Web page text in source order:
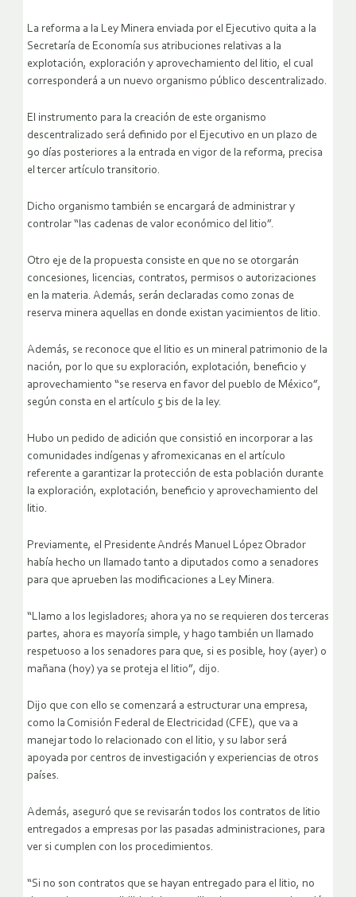
La reforma a la Ley Minera enviada por el Ejecutivo quita a la
Secretaría de Economía sus atribuciones relativas a la
explotación, exploración y aprovechamiento del litio, el cual
corresponderá a un nuevo organismo público descentralizado.
El instrumento para la creación de este organismo
descentralizado será definido por el Ejecutivo en un plazo de
90 días posteriores a la entrada en vigor de la reforma, precisa
el tercer artículo transitorio.
Dicho organismo también se encargará de administrar y
controlar “las cadenas de valor económico del litio”.
Otro eje de la propuesta consiste en que no se otorgarán
concesiones, licencias, contratos, permisos o autorizaciones
en la materia. Además, serán declaradas como zonas de
reserva minera aquellas en donde existan yacimientos de litio.
Además, se reconoce que el litio es un mineral patrimonio de la
nación, por lo que su exploración, explotación, beneficio y
aprovechamiento “se reserva en favor del pueblo de México”,
según consta en el artículo 5 bis de la ley.
Hubo un pedido de adición que consistió en incorporar a las
comunidades indígenas y afromexicanas en el artículo
referente a garantizar la protección de esta población durante
la exploración, explotación, beneficio y aprovechamiento del
litio.
Previamente, el Presidente Andrés Manuel López Obrador
había hecho un llamado tanto a diputados como a senadores
para que aprueben las modificaciones a Ley Minera.
“Llamo a los legisladores; ahora ya no se requieren dos terceras
partes, ahora es mayoría simple, y hago también un llamado
respetuoso a los senadores para que, si es posible, hoy (ayer) o
mañana (hoy) ya se proteja el litio”, dijo.
Dijo que con ello se comenzará a estructurar una empresa,
como la Comisión Federal de Electricidad (CFE), que va a
manejar todo lo relacionado con el litio, y su labor será
apoyada por centros de investigación y experiencias de otros
países.
Además, aseguró que se revisarán todos los contratos de litio
entregados a empresas por las pasadas administraciones, para
ver si cumplen con los procedimientos.
“Si no son contratos que se hayan entregado para el litio, no